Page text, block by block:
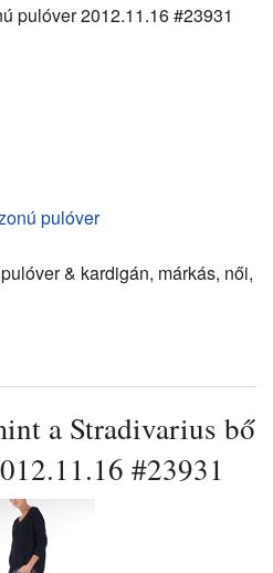
pulóver 2012.11.16 #23931
pulóver
& kardigán, márkás, női,
a Stradivarius bő
#23931